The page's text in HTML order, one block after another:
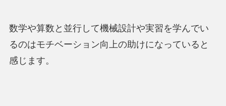
数学や算数と並行して機械設計や実習を学んでい
るのはモチベーション向上の助けになっていると
感じます。